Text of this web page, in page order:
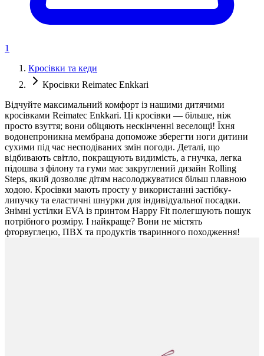
1
Кросівки та кеди
Кросівки Reimatec Enkkari
Відчуйте максимальний комфорт із нашими дитячими
кросівками Reimatec Enkkari. Ці кросівки — більше, ніж
просто взуття; вони обіцяють нескінченні веселощі! Їхня
водонепроникна мембрана допоможе зберегти ноги дитини
сухими під час несподіваних змін погоди. Деталі, що
відбивають світло, покращують видимість, а гнучка, легка
підошва з філону та гуми має закруглений дизайн Rolling
Steps, який дозволяє дітям насолоджуватися більш плавною
ходою. Кросівки мають просту у використанні застібку-
липучку та еластичні шнурки для індивідуальної посадки.
Знімні устілки EVA із принтом Happy Fit полегшують пошук
потрібного розміру. І найкраще? Вони не містять
фторвуглецю, ПВХ та продуктів тваринного походження!